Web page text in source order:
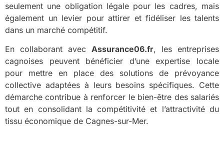
seulement une obligation légale pour les cadres, mais
également un levier pour attirer et fidéliser les talents
dans un marché compétitif.
En collaborant avec Assurance06.fr, les entreprises
cagnoises peuvent bénéficier d’une expertise locale
pour mettre en place des solutions de prévoyance
collective adaptées à leurs besoins spécifiques. Cette
démarche contribue à renforcer le bien-être des salariés
tout en consolidant la compétitivité et l’attractivité du
tissu économique de Cagnes-sur-Mer.